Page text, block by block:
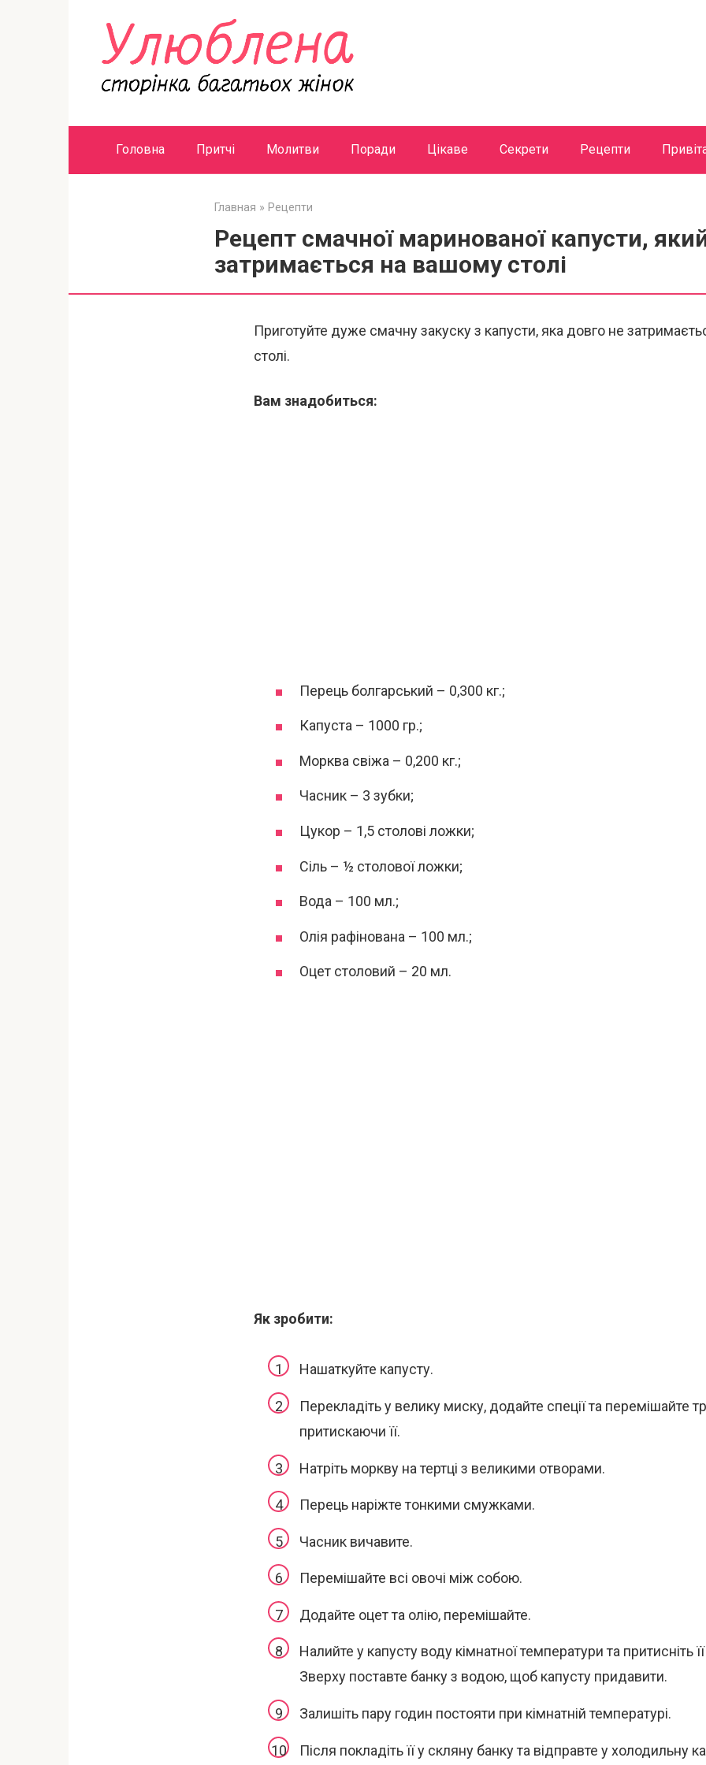
Головна Притчі Молитви Поради Цікаве Секрети Рецепти
Главная » Рецепти
Рецепт смачної маринованої капусти,
затримається на вашому столі
Приготуйте дуже смачну закуску з капусти, яка довго не
столі.
Вам знадобиться:
Перець болгарський – 0,300 кг.;
Капуста – 1000 гр.;
Морква свіжа – 0,200 кг.;
Часник – 3 зубки;
Цукор – 1,5 столові ложки;
Сіль – ½ столової ложки;
Вода – 100 мл.;
Олія рафінована – 100 мл.;
Оцет столовий – 20 мл.
Як зробити:
Нашаткуйте капусту.
Перекладіть у велику миску, додайте спеції та перемішайте
притискаючи її.
Натріть моркву на тертці з великими отворами.
Перець наріжте тонкими смужками.
Часник вичавите.
Перемішайте всі овочі між собою.
Додайте оцет та олію, перемішайте.
Налийте у капусту воду кімнатної температури та притисніть
Зверху поставте банку з водою, щоб капусту придавити.
Залишіть пару годин постояти при кімнатній температурі.
Після покладіть її у скляну банку та відправте у холодильну